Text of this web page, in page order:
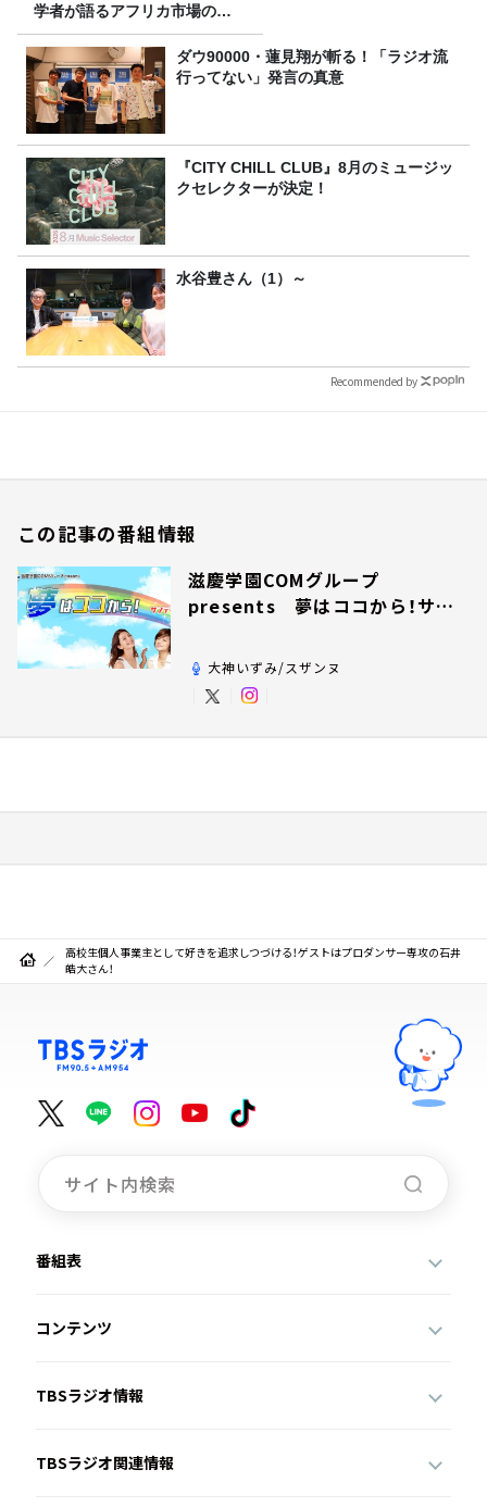
学者が語るアフリカ市場のリ
アル
ダウ90000・蓮見翔が斬る！「ラジオ流
行ってない」発言の真意
『CITY CHILL CLUB』8月のミュージッ
クセレクターが決定！
水谷豊さん（1）～
Recommended by
この記事の番組情報
滋慶学園COMグループ
presents 夢はココから！サン
大神いずみ/スザンヌ
高校生個人事業主として好きを追求しつづける！ゲストはプロダンサー専攻の石井
皓大さん！
番組表
コンテンツ
TBSラジオ情報
TBSラジオ関連情報